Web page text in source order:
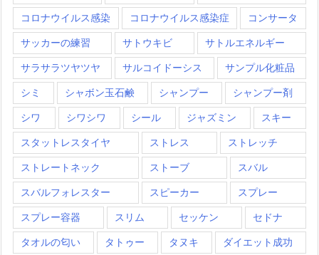
コロナウイルス感染 コロナウイルス感染症 コンサータ
サッカーの練習 サトウキビ サトルエネルギー
サラサラツヤツヤ サルコイドーシス サンプル化粧品
シミ シャボン玉石鹸 シャンプー シャンプー剤
シワ シワシワ シール ジャズミン スキー
スタットレスタイヤ ストレス ストレッチ
ストレートネック ストーブ スバル
スバルフォレスター スピーカー スプレー
スプレー容器 スリム セッケン セドナ
タオルの匂い タトゥー タヌキ ダイエット成功